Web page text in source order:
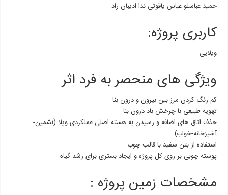
حمید عباسلو-عباس یاقوتی-ندا ادیبان راد
کاربری پروژه:
ویلایی
ویژگی های منحصر به فرد اثر
کم رنگ کردن مرز بین بیرون و درون بنا
تهویه طبیعی با چرخش باد درون بنا
حذف اتاق های اضافه و رسیدن به هسته اصلی عملکردی ویلا (نشمین-
آشپزخانه-خواب)
استفاده از بتن سفید با قالب چوب
پوسته چوبی بر روی کل پروژه و ایجاد بستری برای رشد گیاه
مشخصات زمین پروژه :